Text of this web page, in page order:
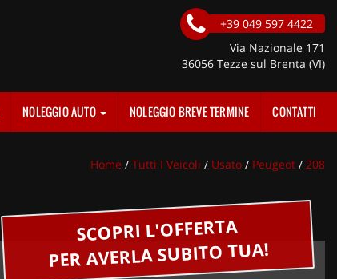
+39 049 597 4422
Via Nazionale 171
36056 Tezze sul Brenta (VI)
NOLEGGIO AUTO NOLEGGIO BREVE TERMINE CONTATTI
Home / Tutti I Veicoli / Usato / Peugeot / 208
SCOPRI L'OFFERTA
PER AVERLA SUBITO TUA!